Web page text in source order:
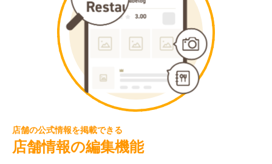
店舗の公式情報を掲載できる
店舗情報の編集機能